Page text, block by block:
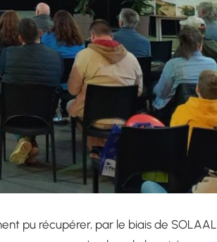
pu récupérer, par le biais de SOLAAL